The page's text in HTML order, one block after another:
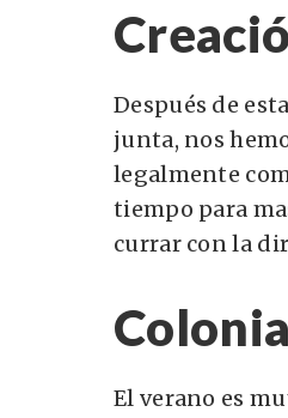
Después de
junta, nos
legalmente
tiempo para
currar con la
El verano es